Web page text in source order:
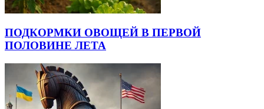
ПОДКОРМКИ ОВОЩЕЙ В ПЕРВОЙ
ПОЛОВИНЕ ЛЕТА